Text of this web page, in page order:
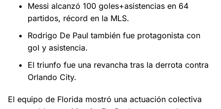
Messi alcanzó 100 goles+asistencias en 64
partidos, récord en la MLS.
Rodrigo De Paul también fue protagonista con
gol y asistencia.
El triunfo fue una revancha tras la derrota contra
Orlando City.
El equipo de Florida mostró una actuación colectiva